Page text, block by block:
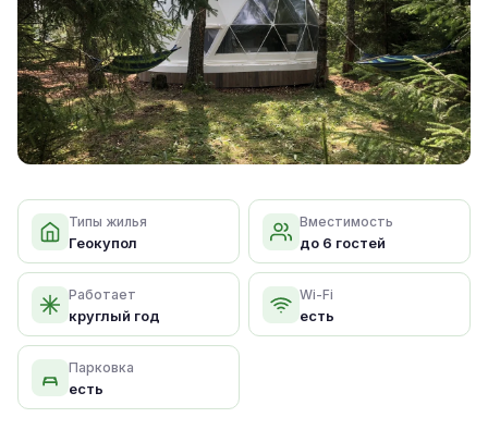
Типы жилья
Геокупол
Вместимость
до 6 гостей
Работает
круглый год
Wi-Fi
есть
Парковка
есть